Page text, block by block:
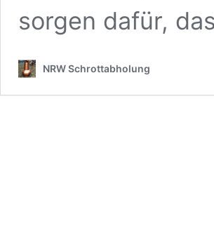
sorgen dafür,
NRW Schrottabholung